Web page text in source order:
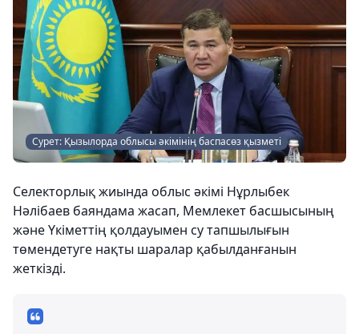
Сурет: Қызылорда облысы әкімінің баспасөз қызметі
Селекторлық жиында облыс әкімі Нұрлыбек
Нәлібаев баяндама жасап, Мемлекет басшысының
және Үкіметтің қолдауымен су тапшылығын
төмендетуге нақты шаралар қабылданғанын
жеткізді.